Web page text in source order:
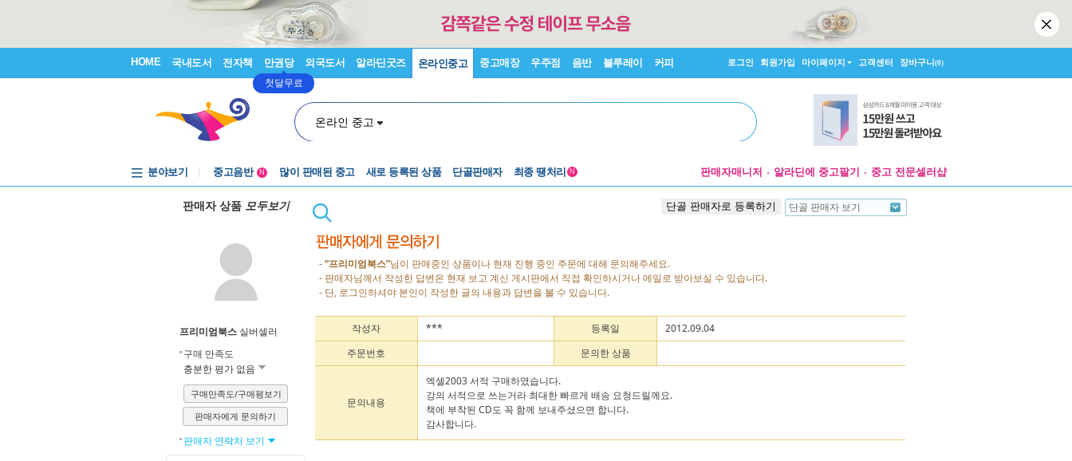
HOME 국내도서 전자책 만권당
첫달무료
외국도서 알라딘굿즈 온라인중고 중고매장 우주점 음반 블루레이 커피 로그인 회원가입 마이페이지 고객센터 장바구니(0)
온라인 중고
분야보기
중고음반
중고음반
N 많이 판매된 중고 새로 등록된 상품 단골판매자 최종 땡처리 N 판매자매니저 알라딘에 중고팔기 중고 전문셀러샵
판매자 상품 모두보기
프리미엄북스 실버셀러
구매 만족도
충분한 평가 없음
구매만족도/구매평보기
판매자에게 문의하기
판매자 연락처 보기
단골 판매자로 등록하기 단골 판매자 보기
-“프리미엄북스”님이 판매중인 상품이나 현재 진행 중인 주문에 대해 문의해주세요.
- 판매자님께서 작성한 답변은 현재 보고 계신 게시판에서 직접 확인하시거나 메일로 받아보실 수 있습니다.
- 단, 로그인하셔야 본인이 작성한 글의 내용과 답변을 볼 수 있습니다.
작성자 *** 등록일
2012.09.04
주문번호
문의한 상품
문의내용
엑셀2003 서적 구매하였습니다.
강의 서적으로 쓰는거라 최대한 빠르게 배송 요청드릴께요.
책에 부착된 CD도 꼭 함께 보내주셨으면 합니다.
감사합니다.